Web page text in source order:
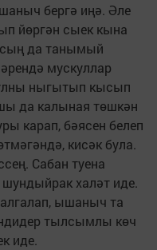
бергә иңә. Әле
йөргән сыек кына
да танымый
мускуллар
ныгытып кысып
да калыная төшкән
карап, бәясен белеп
кисәк була.
Сабан туена
халәт иде.
ышаныч та
тылсымлы көч
иде.